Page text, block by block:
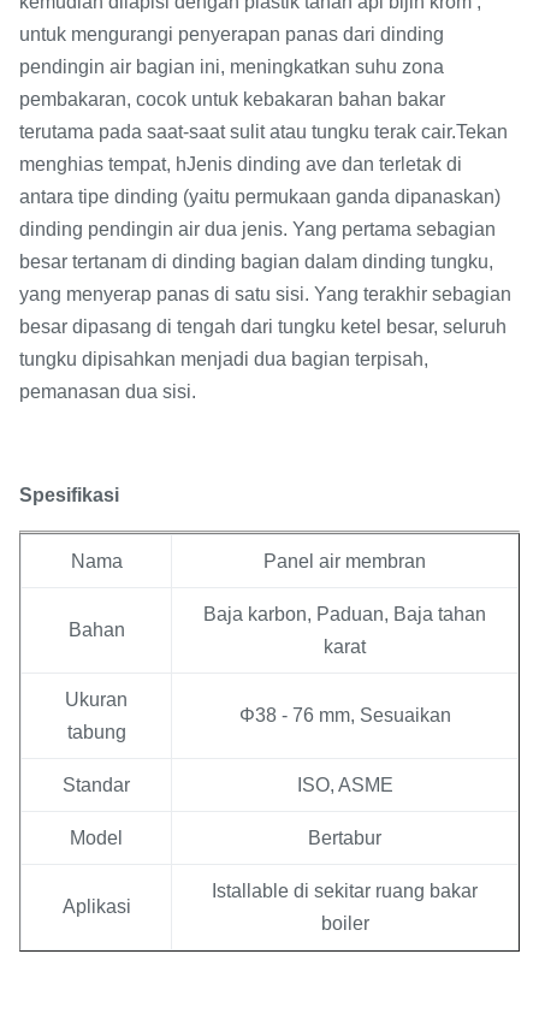
untuk mengurangi penyerapan panas dari dinding
pendingin air bagian ini, meningkatkan suhu zona
pembakaran, cocok untuk kebakaran bahan bakar
terutama pada saat-saat sulit atau tungku terak cair.Tekan
menghias tempat, hJenis dinding ave dan terletak di
antara tipe dinding (yaitu permukaan ganda dipanaskan)
dinding pendingin air dua jenis. Yang pertama sebagian
besar tertanam di dinding bagian dalam dinding tungku,
yang menyerap panas di satu sisi. Yang terakhir sebagian
besar dipasang di tengah dari tungku ketel besar, seluruh
tungku dipisahkan menjadi dua bagian terpisah,
pemanasan dua sisi.
Spesifikasi
Nama Panel air membran
Bahan
Baja karbon, Paduan, Baja tahan
karat
Ukuran
tabung
Φ38 - 76 mm, Sesuaikan
Standar ISO, ASME
Model Bertabur
Aplikasi
Istallable di sekitar ruang bakar
boiler